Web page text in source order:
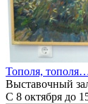
Тополя,
Выставочный
С 8 октября до